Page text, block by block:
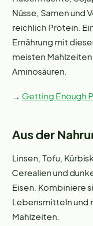
Nüsse, Samen und
reichlich Protein.
Ernährung mit
meisten
Aminosäuren.
→ Getting Enough
Aus der
Linsen, Tofu,
Cerealien und
Eisen. Kombiniere
Lebensmitteln und
Mahlzeiten.